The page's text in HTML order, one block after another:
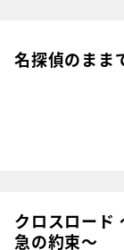
名探偵のまま
クロスロード
急の約束～